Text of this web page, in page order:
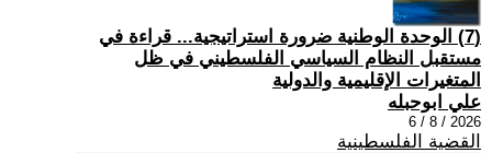
(7) الوحدة الوطنية ضرورة استراتيجية... قراءة في
مستقبل النظام السياسي الفلسطيني في ظل
المتغيرات الإقليمية والدولية
علي ابوحبله
2026 / 8 / 6
القضية الفلسطينية